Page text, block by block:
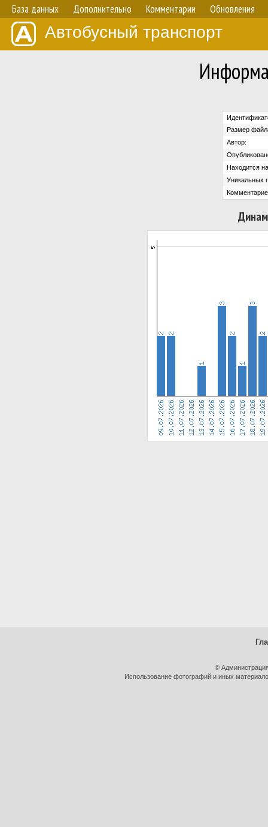
База данных Дополнительно Комментарии Обновления
Автобусный транспорт
Размер
Автор:
Находится
Уникальных
©
Использование фотографий и иных